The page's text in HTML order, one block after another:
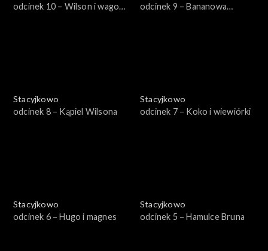
odcinek 10 – Wilson i wagon
odcinek 9 – Bananowa
Stacyjkowo
odcinek 8 – Kąpiel Wilsona
Stacyjkowo
odcinek 7 – Koko i wiewiórki
Stacyjkowo
odcinek 6 – Hugo i magnes
Stacyjkowo
odcinek 5 – Hamulce Bruna